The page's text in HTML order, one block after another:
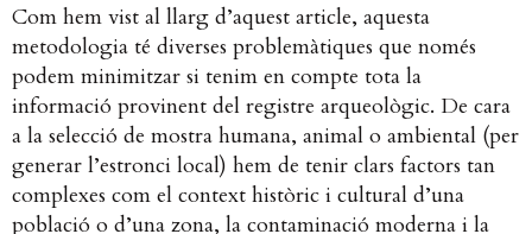
Com hem vist al llarg d’aquest article, aquesta
metodologia té diverses problemàtiques que només
podem minimitzar si tenim en compte tota la
informació provinent del registre arqueològic. De cara
a la selecció de mostra humana, animal o ambiental (per
generar l’estronci local) hem de tenir clars factors tan
complexes com el context històric i cultural d’una
població o d’una zona, la contaminació moderna i la